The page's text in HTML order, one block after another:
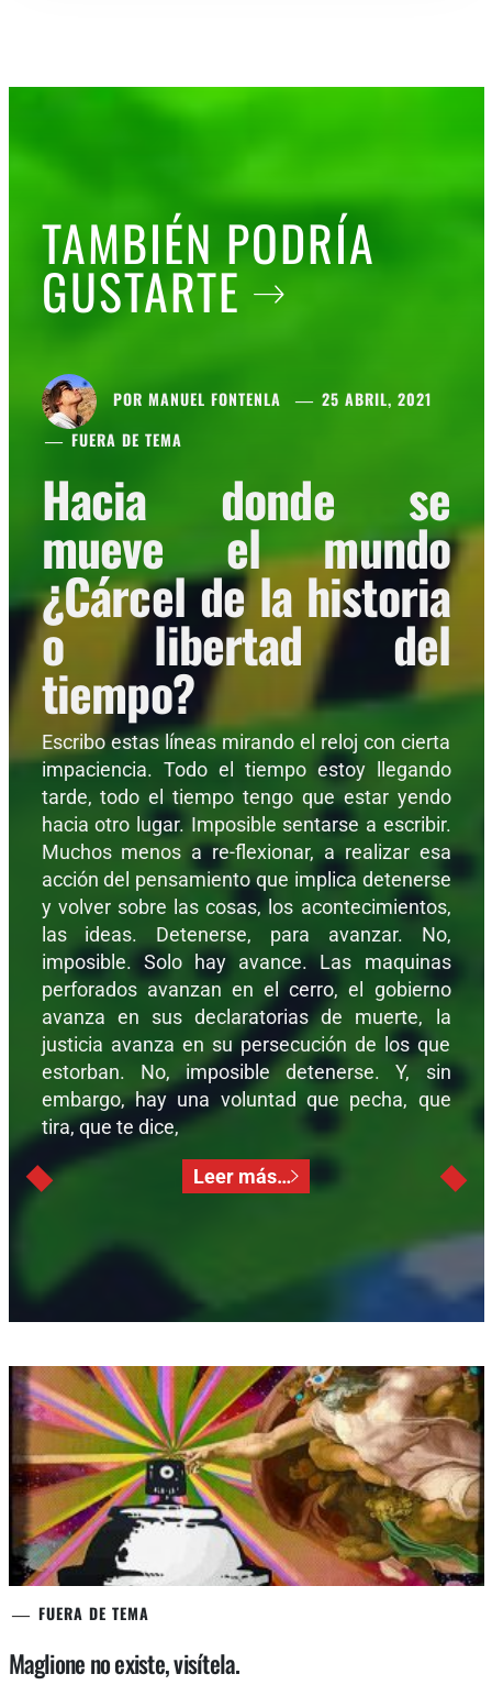
TAMBIÉN PODRÍA
GUSTARTE
POR MANUEL FONTENLA
25 ABRIL, 2021
FUERA DE TEMA
Hacia donde se
mueve el mundo
¿Cárcel de la historia
o libertad del
tiempo?
Escribo estas líneas mirando el reloj con cierta
impaciencia. Todo el tiempo estoy llegando
tarde, todo el tiempo tengo que estar yendo
hacia otro lugar. Imposible sentarse a escribir.
Muchos menos a re-flexionar, a realizar esa
acción del pensamiento que implica detenerse
y volver sobre las cosas, los acontecimientos,
las ideas. Detenerse, para avanzar. No,
imposible. Solo hay avance. Las maquinas
perforados avanzan en el cerro, el gobierno
avanza en sus declaratorias de muerte, la
justicia avanza en su persecución de los que
estorban. No, imposible detenerse. Y, sin
embargo, hay una voluntad que pecha, que
tira, que te dice,
Leer más…
FUERA DE TEMA
Maglione no existe, visítela.